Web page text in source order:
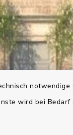
wird bei